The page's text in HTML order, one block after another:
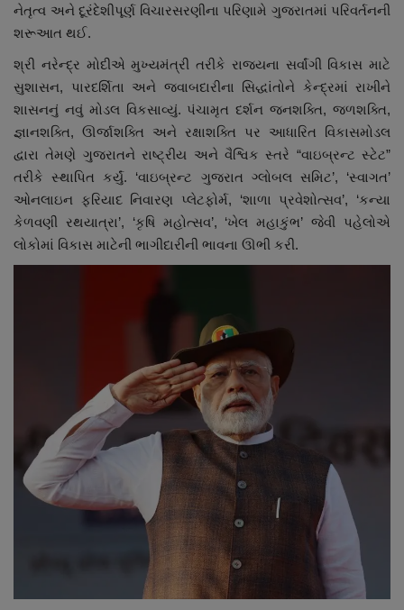
બજારના સમાચાર
નાણાંકીય સમાચાર
સ્થાનિક સમાચાર
સ્પોર્ટ્સ
રાશિફળ
ગુનાખોરી
નેતૃત્વ અને દૂરંદેશીપૂર્ણ વિચારસરણીના પરિણામે ગુજરાતમાં પરિવર્તનની
શરૂઆત થઈ.
શ્રી નરેન્દ્ર મોદીએ મુખ્યમંત્રી તરીકે રાજ્યના સર્વાંગી વિકાસ માટે
સુશાસન, પારદર્શિતા અને જવાબદારીના સિદ્ધાંતોને કેન્દ્રમાં રાખીને
શાસનનું નવું મોડલ વિકસાવ્યું. પંચામૃત દર્શન જનશક્તિ, જળશક્તિ,
જ્ઞાનશક્તિ, ઊર્જાશક્તિ અને રક્ષાશક્તિ પર આધારિત વિકાસમોડલ
દ્વારા તેમણે ગુજરાતને રાષ્ટ્રીય અને વૈશ્વિક સ્તરે “વાઇબ્રન્ટ સ્ટેટ”
તરીકે સ્થાપિત કર્યું. ‘વાઇબ્રન્ટ ગુજરાત ગ્લોબલ સમિટ’, ‘સ્વાગત’
ઓનલાઇન ફરિયાદ નિવારણ પ્લેટફોર્મ, ‘શાળા પ્રવેશોત્સવ’, ‘કન્યા
કેળવણી રથયાત્રા’, ‘કૃષિ મહોત્સવ’, ‘ખેલ મહાકુંભ’ જેવી પહેલોએ
લોકોમાં વિકાસ માટેની ભાગીદારીની ભાવના ઊભી કરી.